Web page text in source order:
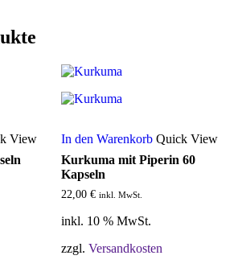
View
In den Warenkorb Quick View
Kurkuma mit Piperin 60
Kapseln
22,00 € inkl. MwSt.
inkl. 10 % MwSt.
zzgl. Versandkosten